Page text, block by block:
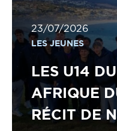
23/07/2026
LES JEUNES
LES U14
AFRIQUE
RÉCIT DE